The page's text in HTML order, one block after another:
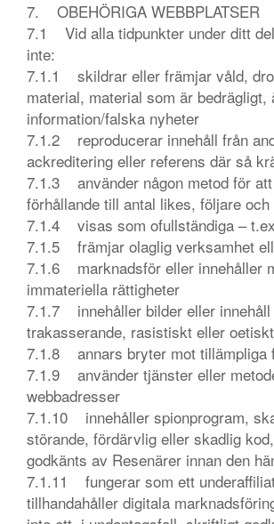
7. OBEHÖRIGA WEBBPLATSER
7.1 Vid alla tidpunkter under ditt
inte:
7.1.1 skildrar eller främjar våld,
material, material som är
information/falska nyheter
7.1.2 reproducerar innehåll från
ackreditering eller referens där så
7.1.3 använder någon metod för
förhållande till antal likes, följare
7.1.4 visas som ofullständiga –
7.1.5 främjar olaglig verksamhet
7.1.6 marknadsför eller innehåller
immateriella rättigheter
7.1.7 innehåller bilder eller innehåll
trakasserande, rasistiskt eller
7.1.8 annars bryter mot tillämpliga
7.1.9 använder tjänster eller
webbadresser
7.1.10 innehåller spionprogram,
störande, fördärvlig eller skadlig
godkänts av Resenärer innan den
7.1.11 fungerar som ett
tillhandahåller digitala